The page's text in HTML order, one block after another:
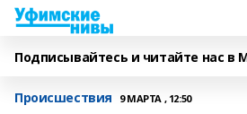
Подписывайтесь и читайте нас в
Происшествия 9 МАРТА , 12:50